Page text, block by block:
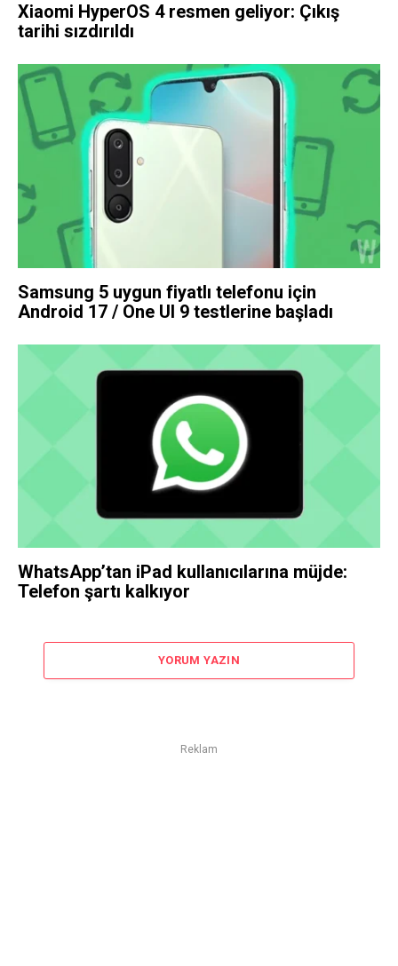
Xiaomi HyperOS 4 resmen geliyor: Çıkış
tarihi sızdırıldı
Samsung 5 uygun fiyatlı telefonu için
Android 17 / One UI 9 testlerine başladı
WhatsApp’tan iPad kullanıcılarına müjde:
Telefon şartı kalkıyor
YORUM YAZIN
Reklam